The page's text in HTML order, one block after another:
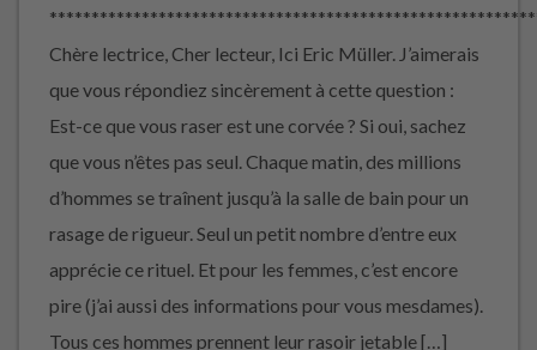
Chère lectrice, Cher lecteur, Ici Eric Müller. J’aimerais
que vous répondiez sincèrement à cette question :
Est-ce que vous raser est une corvée ? Si oui, sachez
que vous n’êtes pas seul. Chaque matin, des millions
d’hommes se traînent jusqu’à la salle de bain pour un
rasage de rigueur. Seul un petit nombre d’entre eux
apprécie ce rituel. Et pour les femmes, c’est encore
pire (j’ai aussi des informations pour vous mesdames).
Tous ces hommes prennent leur rasoir jetable […]